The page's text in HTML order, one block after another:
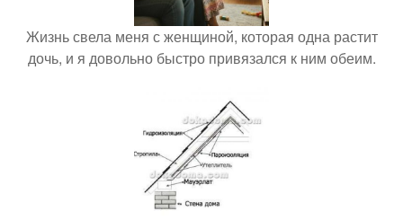
Жизнь свела меня с женщиной, которая одна растит
дочь, и я довольно быстро привязался к ним обеим.